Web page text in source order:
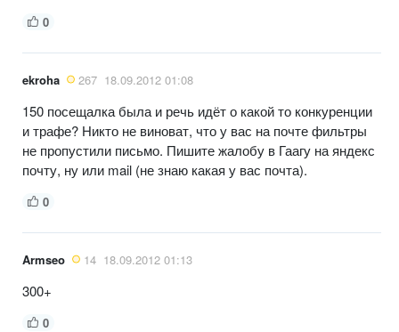
0
ekroha 267 18.09.2012 01:08
150 посещалка была и речь идёт о какой то конкуренции
и трафе? Никто не виноват, что у вас на почте фильтры
не пропустили письмо. Пишите жалобу в Гаагу на яндекс
почту, ну или mail (не знаю какая у вас почта).
0
Armseo 14 18.09.2012 01:13
300+
0